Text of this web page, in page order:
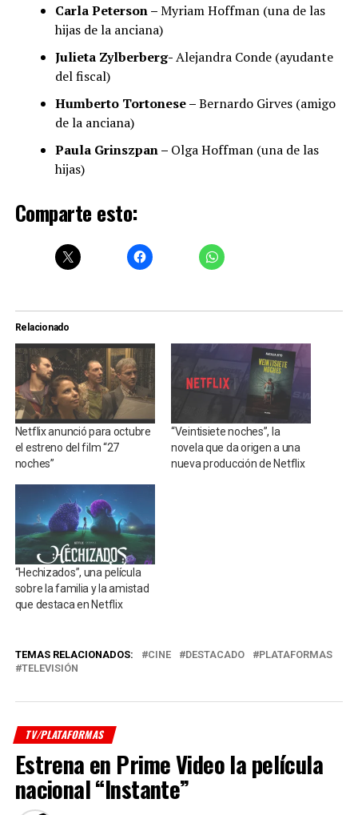
Carla Peterson –Myriam Hoffman (una de las
hijas de la anciana)
Julieta Zylberberg-Alejandra Conde (ayudante
del fiscal)
Humberto Tortonese –Bernardo Girves (amigo
de la anciana)
Paula Grinszpan – Olga Hoffman (una de las
hijas)
Comparte esto:
Relacionado
Netflix anunció para octubre
el estreno del film “27
noches”
“Veintisiete noches”, la
novela que da origen a una
nueva producción de Netflix
“Hechizados”, una película
sobre la familia y la amistad
que destaca en Netflix
TEMAS RELACIONADOS: CINE DESTACADO
PLATAFORMAS
TELEVISIÓN
TV/PLATAFORMAS
Estrena en Prime Video la película
nacional “Instante”